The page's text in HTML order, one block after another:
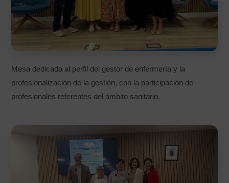
Mesa dedicada al perfil del gestor de enfermería y la
profesionalización de la gestión, con la participación de
profesionales referentes del ámbito sanitario.